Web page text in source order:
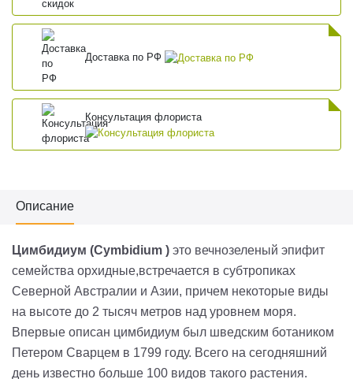
Доставка по РФ
Консультация флориста
Описание
Цимбидиум (Cymbidium ) это вечнозеленый эпифит
семейства орхидные,встречается в субтропиках
Северной Австралии и Азии, причем некоторые виды
на высоте до 2 тысяч метров над уровнем моря.
Впервые описан цимбидиум был шведским ботаником
Петером Сварцем в 1799 году. Всего на сегодняшний
день известно больше 100 видов такого растения.